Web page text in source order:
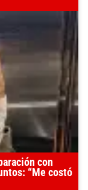
con
“Me costó